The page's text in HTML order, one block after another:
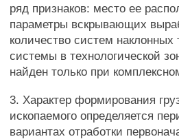
ряд признаков: место ее
параметры вскрывающих
количество систем
системы в технологической
найден только при
3. Характер формирования
ископаемого определяется
вариантах отработки